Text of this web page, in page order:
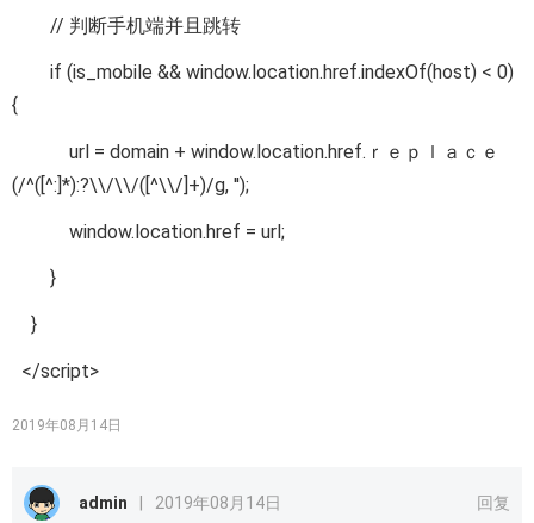
// 判断手机端并且跳转
if (is_mobile && window.location.href.indexOf(host) < 0)
{
url = domain + window.location.href.ｒｅｐｌａｃｅ
(/^([^:]*):?\\/\\/([^\\/]+)/g, '');
window.location.href = url;
}
}
</script>
2019年08月14日
admin | 2019年08月14日 回复